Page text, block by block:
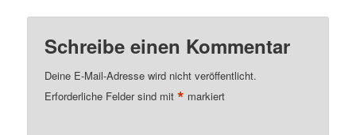
Schreibe einen Kommentar
Deine E-Mail-Adresse wird nicht veröffentlicht.
Erforderliche Felder sind mit* markiert